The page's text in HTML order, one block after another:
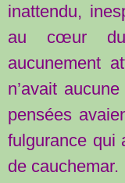
inattendu,
au cœur
aucunement
n’avait
pensées
fulgurance qui
de cauchemar.